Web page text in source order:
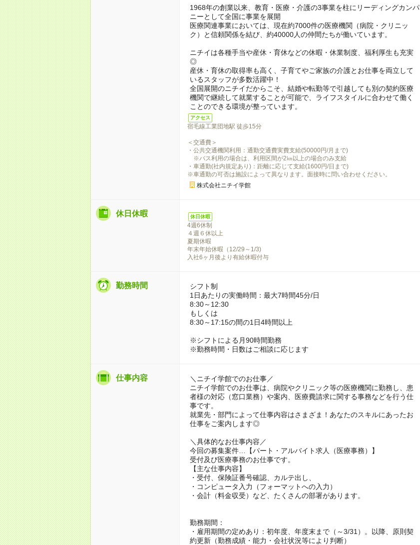
1968年の創業以来、教育・医療・介護の3事業を柱にリーディングカンパ
ニーとして全国に事業を展開
医療関連事業においては、現在約7000件の医療機関（病院・クリニッ
ク）と信頼関係を結び、約40000人の仲間たちが働いています。
ニチイは各種手当や産休・育休などの休暇・休業制度、福利厚生も充実
◎
産休・育休の取得率も高く、子育てやご家族の介護とお仕事を両立して
いるスタッフが多数活躍中！
全国展開のニチイだからこそ、結婚や転勤等で引越しても別の契約医療
機関で継続して就業することが可能で、ライフスタイルに合わせて働く
ことのできる環境が整っています。
アクセス
宿毛線工業団地駅 徒歩15分
＜交通費＞
・公共交通機関利用：通勤交通費実費支給(50000円/月まで)
※バス利用の場合は、利用区間が2㎞以上の場合のみ支給
・車通勤(社内規定あり)：距離に応じて支給(1600円/日まで)
※車通勤の可否は施設によって異なります。面接時に問い合わせください。
株式会社ニチイ学館
休日休暇 休日休暇
4週6休制
４週６休以上
夏期休暇
年末年始休暇（12/29～1/3)
入社6ヶ月後より有給休暇付与
勤務時間
シフト制
1日あたりの実働時間：最大7時間45分/日
8:30～12:30
もしくは
8:30～17:15の間の1日4時間以上
※シフトによる月90時間勤務
※勤務時間・日数はご相談に応じます
仕事内容
＼ニチイ学館でのお仕事／
ニチイ学館でのお仕事は、病院やクリニック等の医療機関に勤務し、患
者様の対応（窓口業務）や案内、医療費請求に関する事務などを行う仕
事です。
就業先・部門によって仕事内容はさまざま！あなたのスキルにあったお
仕事をご案内します◎
＼具体的なお仕事内容／
今回の募集案件…【パート・アルバイト求人（医療事務）】
受付及び医療事務のお仕事です。
【主な仕事内容】
・受付、保険証番号確認、カルテ出し、
・コンピュータ入力（フォーマットへの入力）
・会計（料金収受）など、たくさんの部署があります。
勤務期間：
・雇用期間の定めあり：初年度、年度末まで（～3/31）。以降、原則契
約更新（勤務成績・能力・会社状況等により判断）